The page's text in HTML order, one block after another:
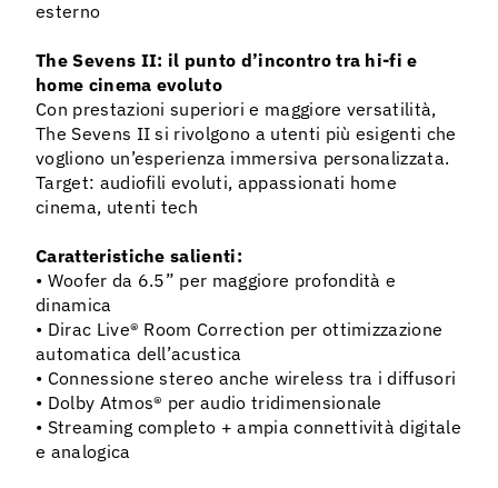
esterno
The Sevens II: il punto d’incontro tra hi-fi e
home cinema evoluto
Con prestazioni superiori e maggiore versatilità,
The Sevens II si rivolgono a utenti più esigenti che
vogliono un’esperienza immersiva personalizzata.
Target: audiofili evoluti, appassionati home
cinema, utenti tech
Caratteristiche salienti:
• Woofer da 6.5” per maggiore profondità e
dinamica
• Dirac Live® Room Correction per ottimizzazione
automatica dell’acustica
• Connessione stereo anche wireless tra i diffusori
• Dolby Atmos® per audio tridimensionale
• Streaming completo + ampia connettività digitale
e analogica